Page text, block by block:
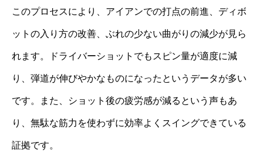
このプロセスにより、アイアンでの打点の前進、ディボ
ットの入り方の改善、ぶれの少ない曲がりの減少が見ら
れます。ドライバーショットでもスピン量が適度に減
り、弾道が伸びやかなものになったというデータが多い
です。また、ショット後の疲労感が減るという声もあ
り、無駄な筋力を使わずに効率よくスイングできている
証拠です。